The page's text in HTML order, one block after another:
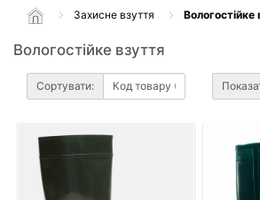
Захисне взуття Вологостійке
Вологостійке взуття
Сортувати: